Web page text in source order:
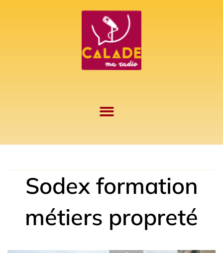
Sodex formation
métiers propreté